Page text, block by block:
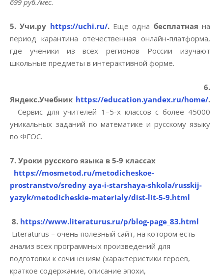
699 руб./мес.
5. Учи.ру https://uchi.ru/. Еще одна бесплатная на
период карантина отечественная онлайн-платформа,
где ученики из всех регионов России изучают
школьные предметы в интерактивной форме.
6.
Яндекс.Учебник https://education.yandex.ru/home/.
Сервис для учителей 1–5-х классов с более 45000
уникальных заданий по математике и русскому языку
по ФГОС.
7. Уроки русского языка в 5-9 классах
https://mosmetod.ru/metodicheskoe-
prostranstvo/sredny aya-i-starshaya-shkola/russkij-
yazyk/metodicheskie-materialy/dist-lit-5-9.html
8. https://www.literaturus.ru/p/blog-page_83.html
Literaturus – очень полезный сайт, на котором есть
анализ всех программных произведений для
подготовки к сочинениям (характеристики героев,
краткое содержание, описание эпохи,